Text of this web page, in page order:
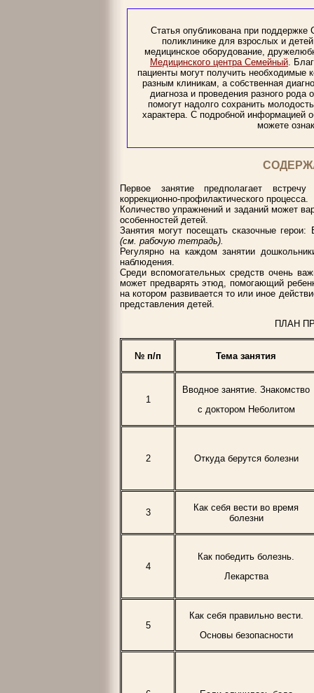
Статья опубликована при поддержке
поликлинике для взрослых и
медицинское оборудование,
Медицинского центра Семейный.
пациенты могут получить необходимые
разным клиникам, а собственная
диагноза и проведения разного
помогут надолго сохранить
характера. С подробной информацией
можете
Первое занятие предполагает
коррекционно-профилактического процесса.
Количество упражнений и заданий может
особенностей детей.
Занятия могут посещать сказочные
(см. рабочую тетрадь).
Регулярно на каждом занятии
наблюдения.
Среди вспомогательных средств очень
может предварять этюд, помогающий
на котором развивается то или иное
представления детей.
ПЛАН
№ п/п Тема занятия
1
Вводное занятие. Знакомство
с доктором Неболитом
2 Откуда берутся болезни
3
Как себя вести во время
болезни
4
Как победить болезнь.
Лекарства
5
Как себя правильно вести.
Основы безопасности